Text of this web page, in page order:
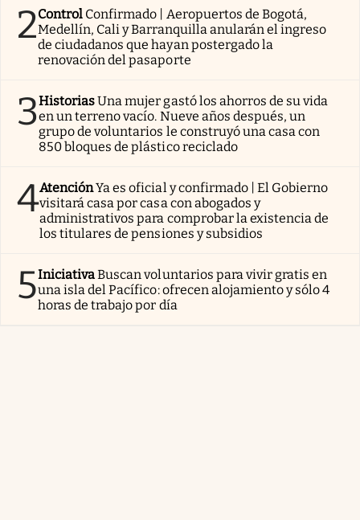
2Control Confirmado | Aeropuertos de Bogotá,
Medellín, Cali y Barranquilla anularán el ingreso
de ciudadanos que hayan postergado la
renovación del pasaporte
3HistoriasUna mujer gastó los ahorros de su vida
en un terreno vacío. Nueve años después, un
grupo de voluntarios le construyó una casa con
850 bloques de plástico reciclado
4AtenciónYa es oficial y confirmado | El Gobierno
visitará casa por casa con abogados y
administrativos para comprobar la existencia de
los titulares de pensiones y subsidios
5IniciativaBuscan voluntarios para vivir gratis en
una isla del Pacífico: ofrecen alojamiento y sólo 4
horas de trabajo por día